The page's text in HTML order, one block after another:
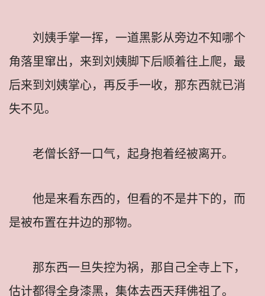
刘姨手掌一挥，一道黑影从旁边不知哪个
角落里窜出，来到刘姨脚下后顺着往上爬，最
后来到刘姨掌心，再反手一收，那东西就已消
失不见。
老僧长舒一口气，起身抱着经被离开。
他是来看东西的，但看的不是井下的，而
是被布置在井边的那物。
那东西一旦失控为祸，那自己全寺上下，
估计都得全身漆黑，集体去西天拜佛祖了。